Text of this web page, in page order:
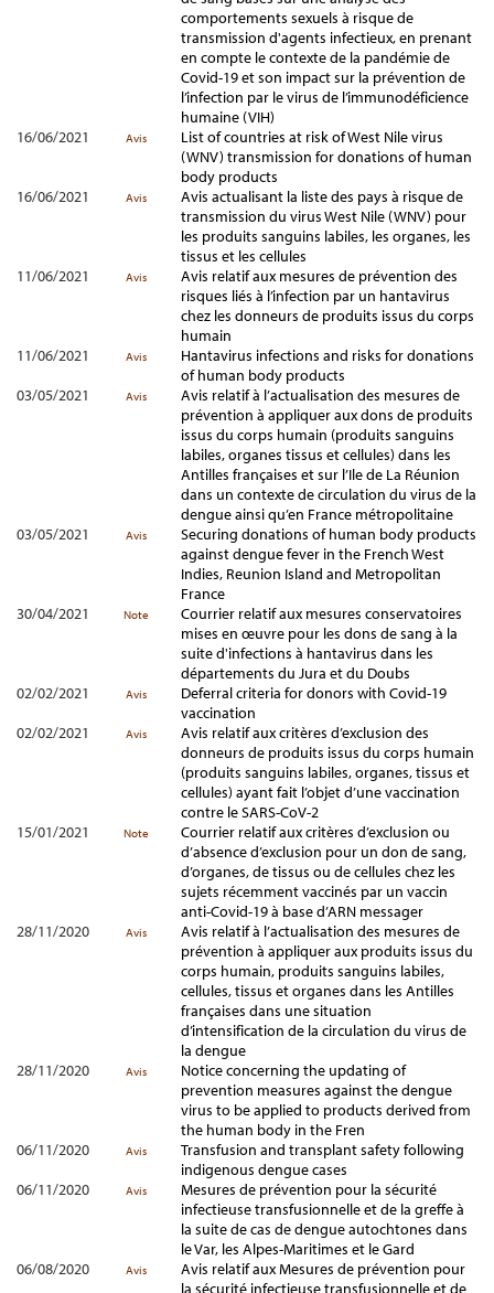
comportements sexuels à risque de
transmission d'agents infectieux, en prenant
en compte le contexte de la pandémie de
Covid-19 et son impact sur la prévention de
l’infection par le virus de l’immunodéficience
humaine (VIH)
16/06/2021
Avis
List of countries at risk of West Nile virus
(WNV) transmission for donations of human
body products
16/06/2021
Avis
Avis actualisant la liste des pays à risque de
transmission du virus West Nile (WNV) pour
les produits sanguins labiles, les organes, les
tissus et les cellules
11/06/2021
Avis
Avis relatif aux mesures de prévention des
risques liés à l’infection par un hantavirus
chez les donneurs de produits issus du corps
humain
11/06/2021
Avis
Hantavirus infections and risks for donations
of human body products
03/05/2021
Avis
Avis relatif à l’actualisation des mesures de
prévention à appliquer aux dons de produits
issus du corps humain (produits sanguins
labiles, organes tissus et cellules) dans les
Antilles françaises et sur l’Ile de La Réunion
dans un contexte de circulation du virus de la
dengue ainsi qu’en France métropolitaine
03/05/2021
Avis
Securing donations of human body products
against dengue fever in the French West
Indies, Reunion Island and Metropolitan
France
30/04/2021
Note
Courrier relatif aux mesures conservatoires
mises en œuvre pour les dons de sang à la
suite d'infections à hantavirus dans les
départements du Jura et du Doubs
02/02/2021
Avis
Deferral criteria for donors with Covid-19
vaccination
02/02/2021
Avis
Avis relatif aux critères d’exclusion des
donneurs de produits issus du corps humain
(produits sanguins labiles, organes, tissus et
cellules) ayant fait l’objet d’une vaccination
contre le SARS-CoV-2
15/01/2021
Note
Courrier relatif aux critères d’exclusion ou
d’absence d’exclusion pour un don de sang,
d’organes, de tissus ou de cellules chez les
sujets récemment vaccinés par un vaccin
anti-Covid-19 à base d’ARN messager
28/11/2020
Avis
Avis relatif à l’actualisation des mesures de
prévention à appliquer aux produits issus du
corps humain, produits sanguins labiles,
cellules, tissus et organes dans les Antilles
françaises dans une situation
d’intensification de la circulation du virus de
la dengue
28/11/2020
Avis
Notice concerning the updating of
prevention measures against the dengue
virus to be applied to products derived from
the human body in the Fren
06/11/2020
Avis
Transfusion and transplant safety following
indigenous dengue cases
06/11/2020
Avis
Mesures de prévention pour la sécurité
infectieuse transfusionnelle et de la greffe à
la suite de cas de dengue autochtones dans
le Var, les Alpes-Maritimes et le Gard
06/08/2020
Avis
Avis relatif aux Mesures de prévention pour
la sécurité infectieuse transfusionnelle et de